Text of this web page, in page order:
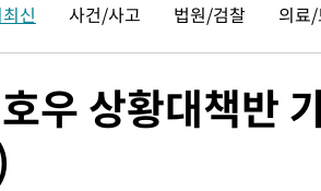
호르무즈서 "적국 목표물들"과 대치로 남부 케슘섬
, 폴리실리콘 수입 규제…파생제품 15% 관세,
욕증시, 일제 하락 마감…나스닥 0.06%↓
억원대 사기 혐의' 차가원 대표 구속 송치
적 살모네라 식중독 원인은 멕시코산 할라피뇨"--
신 사건/사고 법원/검찰 의료
우 상황대책반